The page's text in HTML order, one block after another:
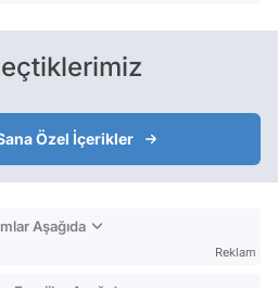
Özel İçerikler
Aşağıda
Reklam